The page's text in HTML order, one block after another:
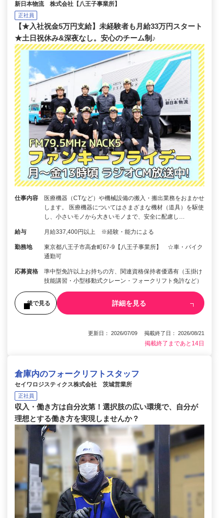
新日本物流 株式会社【八王子事業所】
正社員
【★入社祝金5万円支給】未経験者も月給33万円スタート
★土日祝休み&深夜なし。安心のチーム制♪
仕事内容
医療機器（CTなど）や機械設備の搬入・搬出業務をおまかせ
します。 医療機器についてはさまざまな機材（道具）を駆使
し、小さいモノから大きいモノまで、安全に配慮し…
給与 月給337,400円以上 ※経験・能力による
勤務地
東京都八王子市高倉町67-9【八王子事業所】 ☆車・バイク
通勤可
応募資格
準中型免許以上お持ちの方、関連資格保持者優遇有（玉掛け
技能講習・小型移動式クレーン・フォークリフト免許など）
後で見る 詳細を見る
更新日： 2026/07/09 掲載終了日： 2026/08/21
掲載終了まであと14日
倉庫内のフォークリフトスタッフ
セイワロジスティクス株式会社 茨城営業所
正社員
収入・働き方は自分次第！選択肢の広い環境で、自分が
理想とする働き方を実現しませんか？